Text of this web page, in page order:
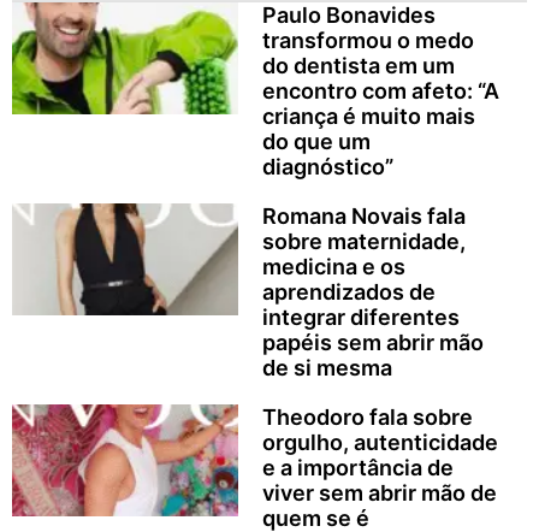
Paulo Bonavides
transformou o medo
do dentista em um
encontro com afeto: “A
criança é muito mais
do que um
diagnóstico”
Romana Novais fala
sobre maternidade,
medicina e os
aprendizados de
integrar diferentes
papéis sem abrir mão
de si mesma
Theodoro fala sobre
orgulho, autenticidade
e a importância de
viver sem abrir mão de
quem se é